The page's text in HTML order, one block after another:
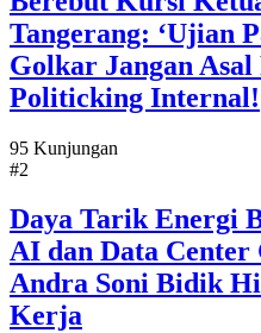
Tangerang: ‘Ujian
Golkar Jangan
Politicking Internal!
95 Kunjungan
#2
Daya Tarik Energi
AI dan Data
Andra Soni Bidik
Kerja